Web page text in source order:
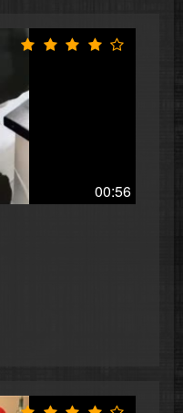
00:56